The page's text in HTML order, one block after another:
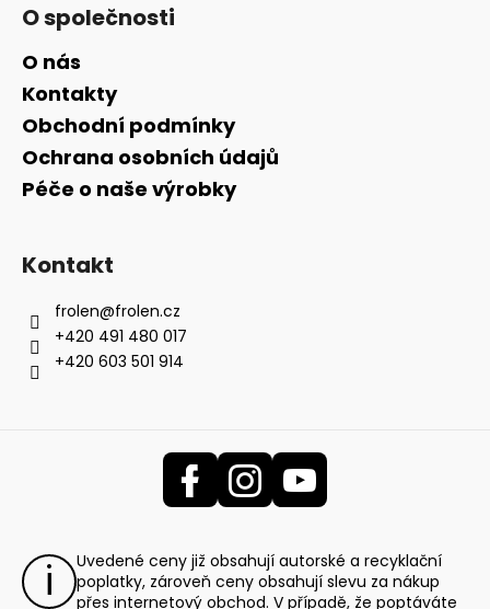
O společnosti
O nás
Kontakty
Obchodní podmínky
Ochrana osobních údajů
Péče o naše výrobky
Kontakt
frolen@frolen.cz
+420 491 480 017
+420 603 501 914
Uvedené ceny již obsahují autorské a recyklační
poplatky, zároveň ceny obsahují slevu za nákup
přes internetový obchod. V případě, že poptáváte